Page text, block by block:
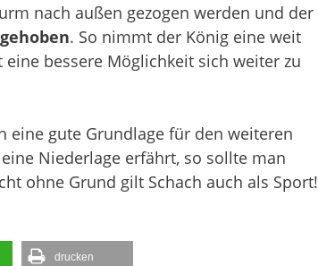
nach außen gezogen werden und der
. So nimmt der König eine weit
bessere Möglichkeit sich weiter zu
eine gute Grundlage für den weiteren
Niederlage erfährt, so sollte man
ohne Grund gilt Schach auch als Sport!
drucken